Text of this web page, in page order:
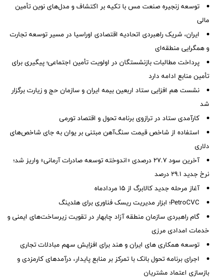
توسعه زنجیره صنعت مس با تکیه بر اکتشاف و مدل‌های نوین تأمین
مالی
ایران، شریک راهبردی اتحادیه اقتصادی اوراسیا در مسیر توسعه تجارت
و همگرایی منطقه‌ای
پرداخت مطالبات بازنشستگان در اولویت تأمین اجتماعی؛ پیگیری برای
تأمین منابع ادامه دارد
نشست هم افزایی ستاد اربعین بیمه ایران و سازمان حج و زیارت برگزار
شد
کارآمدی ستاد در ترازوی برنامه تحول و اقتصاد تورمی
استفاده از شاخص قیمت سنگ‌آهن مبتنی بر یوان به جای شاخص‌های
دلاری
آخرین سود ۲۷.۷ درصدی «اندوخته توسعه صادرات آرمانی» واریز شد؛
نرخ جدید ۲۹.۱ درصد
آغاز مرحله جدید کالابرگ از ۱۵ مردادماه
PetroCVC؛ ابزار مدیریت ریسک فناوری برای هلدینگ
گام راهبردی سازمان منطقه آزاد چابهار در تقویت زیرساخت‌های ایمنی و
خدمات امدادی مرزی
توسعه همکاری های ایران و هند برای افزایش سهم مبادلات تجاری
اجرای برنامه تحول بانک با تمرکز بر منابع پایدار، درآمدهای کارمزدی و
بازسازی اعتماد مشتریان